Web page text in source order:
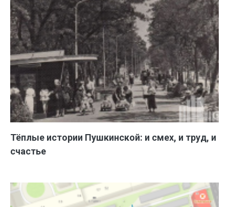
Тёплые истории Пушкинской: и смех, и труд, и
счастье